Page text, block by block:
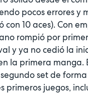
pocos errores y
con 10 aces). Con
rompió por
y ya no cedió la
la primera manga.
set de
primeros juegos,